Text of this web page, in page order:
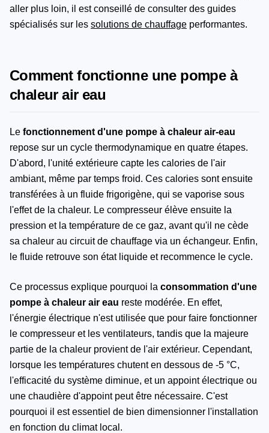
aller plus loin, il est conseillé de consulter des guides
spécialisés sur les solutions de chauffage performantes.
Comment fonctionne une pompe à
chaleur air eau
Le fonctionnement d'une pompe à chaleur air-eau
repose sur un cycle thermodynamique en quatre étapes.
D'abord, l'unité extérieure capte les calories de l'air
ambiant, même par temps froid. Ces calories sont ensuite
transférées à un fluide frigorigène, qui se vaporise sous
l'effet de la chaleur. Le compresseur élève ensuite la
pression et la température de ce gaz, avant qu'il ne cède
sa chaleur au circuit de chauffage via un échangeur. Enfin,
le fluide retrouve son état liquide et recommence le cycle.
Ce processus explique pourquoi la consommation d'une
pompe à chaleur air eau reste modérée. En effet,
l'énergie électrique n'est utilisée que pour faire fonctionner
le compresseur et les ventilateurs, tandis que la majeure
partie de la chaleur provient de l'air extérieur. Cependant,
lorsque les températures chutent en dessous de -5 °C,
l'efficacité du système diminue, et un appoint électrique ou
une chaudière d'appoint peut être nécessaire. C'est
pourquoi il est essentiel de bien dimensionner l'installation
en fonction du climat local.